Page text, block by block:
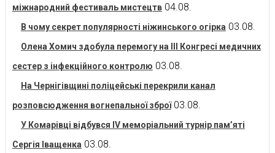
міжнародний фестиваль мистецтв 04.08.
В чому секрет популярності ніжинського огірка 03.08.
Олена Хомич здобула перемогу на ІІІ Конгресі медичних
сестер з інфекційного контролю 03.08.
На Чернігівщині поліцейські перекрили канал
розповсюдження вогнепальної зброї 03.08.
У Комарівці відбувся IV меморіальний турнір пам’яті
Сергія Іващенка 03.08.